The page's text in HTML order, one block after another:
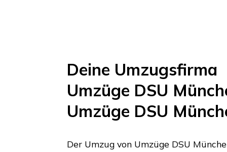
Deine Umzugsfirma
Umzüge DSU
Umzüge DSU
Der Umzug von Umzüge DSU